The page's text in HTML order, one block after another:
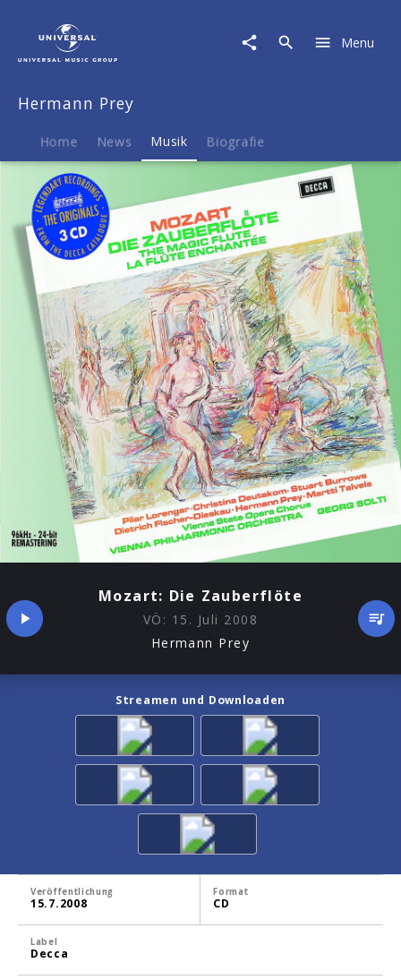
Musik
Mozart:
Zauberflöte
Menu
Hermann Prey
Home News Musik Biografie
Mozart: Die Zauberflöte
VÖ: 15. Juli 2008
Hermann Prey
Streamen und Downloaden
Veröffentlichung
15.7.2008
Format
CD
Label
Decca